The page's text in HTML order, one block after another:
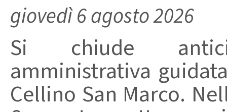
giovedì 6 agosto 2026
Si chiude
amministrativa
Cellino San Marco.